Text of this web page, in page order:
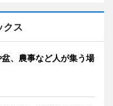
クス
、農事など人が集う場